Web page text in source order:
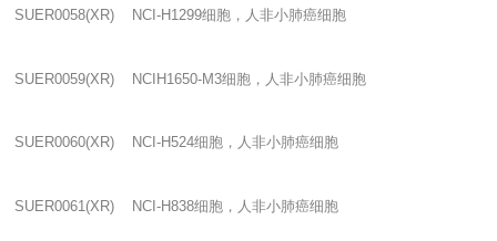
SUER0058(XR) NCI-H1299细胞，人非小肺癌细胞
SUER0059(XR) NCIH1650-M3细胞，人非小肺癌细胞
SUER0060(XR) NCI-H524细胞，人非小肺癌细胞
SUER0061(XR) NCI-H838细胞，人非小肺癌细胞